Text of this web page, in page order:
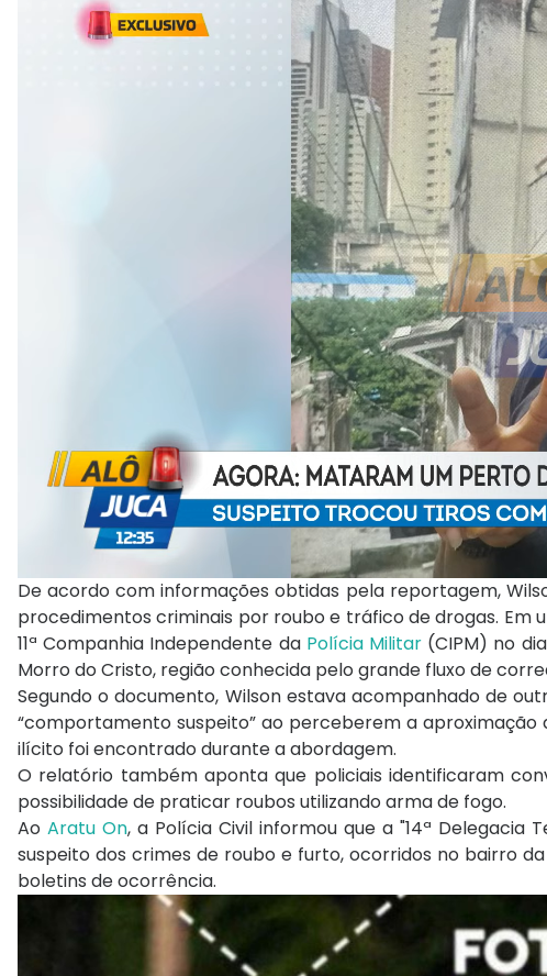
De acordo com informações obtidas pela reportagem,
procedimentos criminais por roubo e tráfico de drogas. Em
11ª Companhia Independente da Polícia Militar (CIPM) no
Morro do Cristo, região conhecida pelo grande fluxo de
Segundo o documento, Wilson estava acompanhado de
“comportamento suspeito” ao perceberem a
ilícito foi encontrado durante a abordagem.
O relatório também aponta que policiais identificaram
possibilidade de praticar roubos utilizando arma de fogo.
Ao Aratu On, a Polícia Civil informou que a "14ª
suspeito dos crimes de roubo e furto, ocorridos no bairro
boletins de ocorrência.